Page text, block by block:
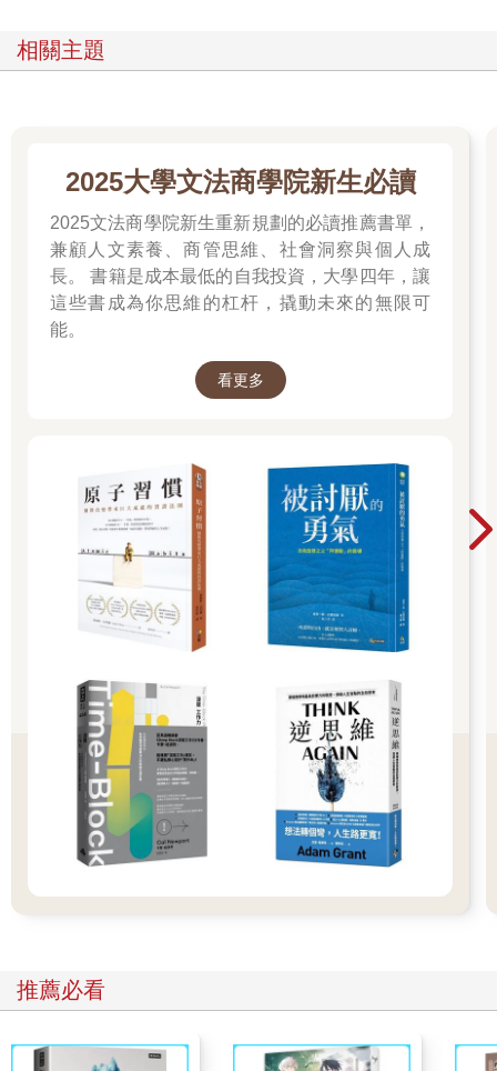
所以，師生對話不只用來表達想法，更代表溝通，以及情緒管理
和社交能力。教學若只有單向灌輸，沒有互動對話就沒有溫度，
生發展學習策略。
以師生對話力輕鬆達陣，讓學生開學第一天就晨讀。
如果你好奇如何營造和諧溫暖的師生關係；如果你苦於不知如何
製造師生對談話題；如果你看重學生的全人發展，卻對教育教養
仍有諸多問號，那麼你能在書裡我和學生的故事中，得到靈感啟
發與找回初心。看我從一首歌談起、從一篇寫作開始、從討論班
段溫暖有情的師生情緣，也滋養學生未來人生之路。
在二○二二年TED x Zhubei 年會，我受邀以「如何讓孩子擁有安
我和學生的對話中，有亦師亦友的溫暖和諧，有像親子關係般的
親密恭敬，也有比擬法官判定的理性嚴謹。因為在師生對話間，
我們建立互信互愛的良好關係；而在良好的師生互動品質下，我
也為孩子創造有機的學習環境，這是真善美的循環。
《論語》依舊傳世，而我和學生的對話故事也不遑多讓的讓彼此
發光發熱，互相成就。
相關主題
2025大學文法商學院新生必讀
2025文法商學院新生重新規劃的必讀推薦書單，
兼顧人文素養、商管思維、社會洞察與個人成
長。 書籍是成本最低的自我投資，大學四年，讓
這些書成為你思維的杠杆，撬動未來的無限可
能。
看更多
推薦必看